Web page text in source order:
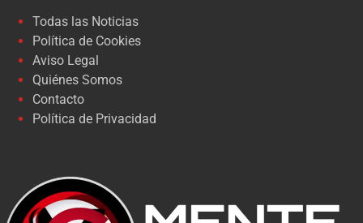
Todas las Noticias
Política de Cookies
Aviso Legal
Quiénes Somos
Contacto
Política de Privacidad